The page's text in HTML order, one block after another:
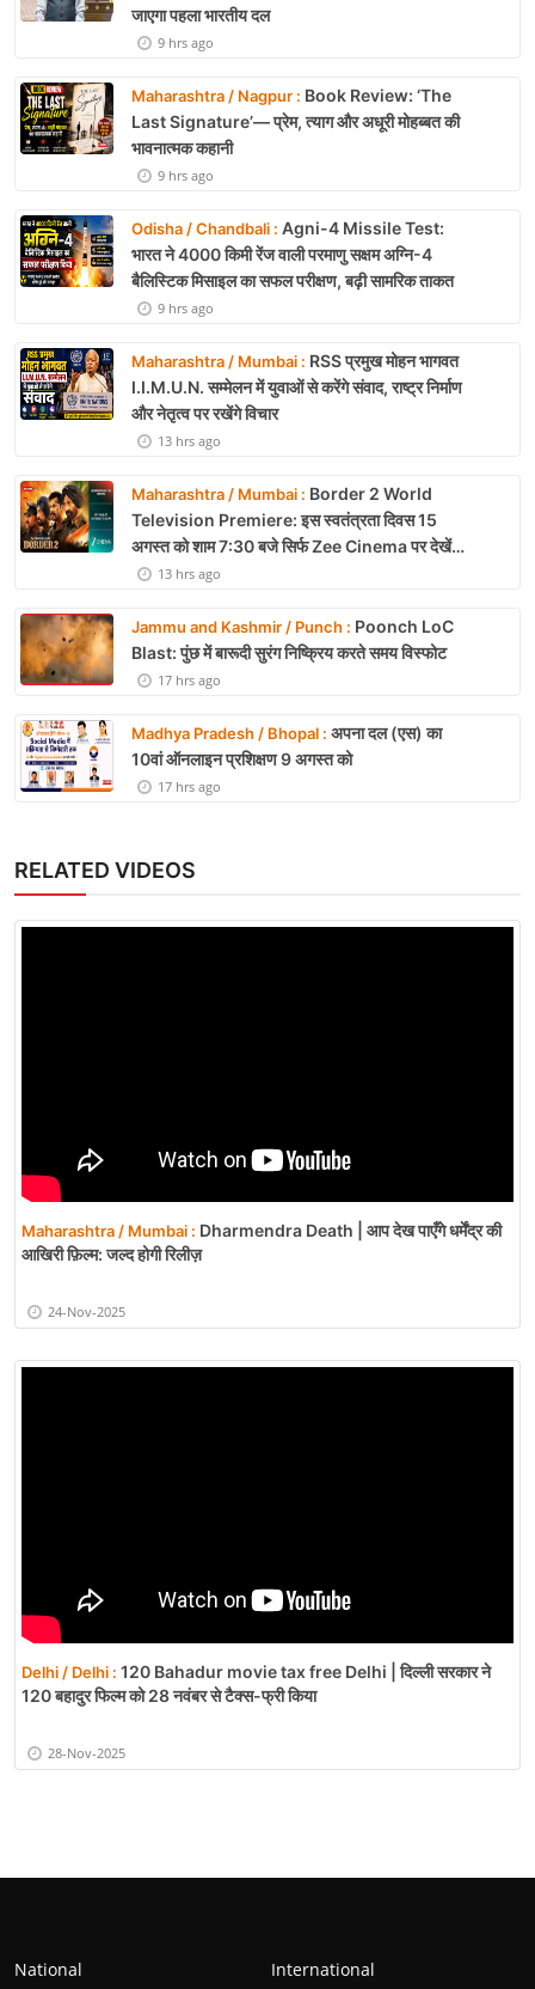
जाएगा पहला भारतीय दल
9 hrs ago
Maharashtra / Nagpur : Book Review: ‘The
Last Signature’— प्रेम, त्याग और अधूरी मोहब्बत की
भावनात्मक कहानी
9 hrs ago
Odisha / Chandbali : Agni-4 Missile Test:
भारत ने 4000 किमी रेंज वाली परमाणु सक्षम अग्नि-4
बैलिस्टिक मिसाइल का सफल परीक्षण, बढ़ी सामरिक ताकत
9 hrs ago
Maharashtra / Mumbai : RSS प्रमुख मोहन भागवत
I.I.M.U.N. सम्मेलन में युवाओं से करेंगे संवाद, राष्ट्र निर्माण
और नेतृत्व पर रखेंगे विचार
13 hrs ago
Maharashtra / Mumbai : Border 2 World
Television Premiere: इस स्वतंत्रता दिवस 15
अगस्त को शाम 7:30 बजे सिर्फ Zee Cinema पर देखें
बॉर्डर 213 hrs ago
Jammu and Kashmir / Punch : Poonch LoC
Blast: पुंछ में बारूदी सुरंग निष्क्रिय करते समय विस्फोट
17 hrs ago
Madhya Pradesh / Bhopal : अपना दल (एस) का
10वां ऑनलाइन प्रशिक्षण 9 अगस्त को
17 hrs ago
RELATED VIDEOS
Maharashtra / Mumbai : Dharmendra Death | आप देख पाएँगे धर्मेंद्र की
आखिरी फ़िल्म: जल्द होगी रिलीज़
24-Nov-2025
Delhi / Delhi : 120 Bahadur movie tax free Delhi | दिल्ली सरकार ने
120 बहादुर फिल्म को 28 नवंबर से टैक्स-फ्री किया
28-Nov-2025
National
International